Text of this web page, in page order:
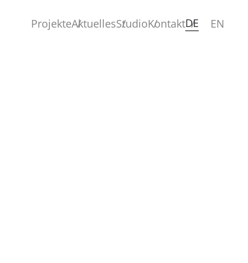
ProjekteAktuellesStudioKontaktDE EN